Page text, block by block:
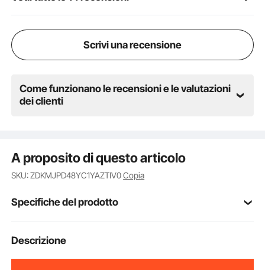
Scrivi una recensione
Come funzionano le recensioni e le valutazioni
dei clienti
A proposito di questo articolo
SKU: ZDKMJPD48YC1YAZTIV0Copia
Specifiche del prodotto
Numero modello
articolo
Descrizione